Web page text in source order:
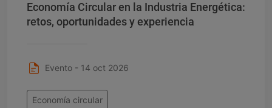
Economía Circular en la Industria Energética:
retos, oportunidades y experiencia
Evento - 14 oct 2026
Economía circular